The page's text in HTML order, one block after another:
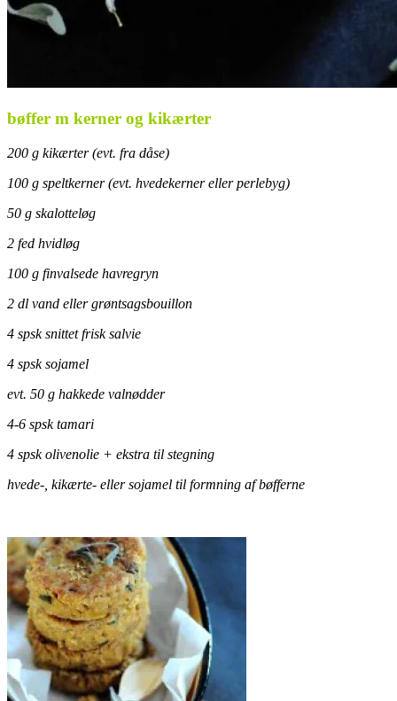
bøffer m kerner og kikærter
200 g kikærter (evt. fra dåse)
100 g speltkerner (evt. hvedekerner eller perlebyg)
50 g skalotteløg
2 fed hvidløg
100 g finvalsede havregryn
2 dl vand eller grøntsagsbouillon
4 spsk snittet frisk salvie
4 spsk sojamel
evt. 50 g hakkede valnødder
4-6 spsk tamari
4 spsk olivenolie + ekstra til stegning
hvede-, kikærte- eller sojamel til formning af bøfferne